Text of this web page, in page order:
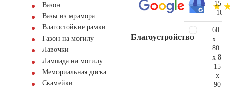
Вазон
Вазы из мрамора
Влагостойкие рамки
Газон на могилу
Лавочки
Лампада на могилу
Мемориальная доска
Скамейки
Благоустройство
15
60
x
80
x 8
15
x
90